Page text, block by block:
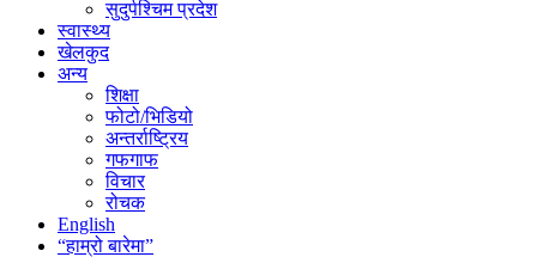
सुदुर्पश्चिम प्रदेश
स्वास्थ्य
खेलकुद
अन्य
शिक्षा
फोटो/भिडियो
अन्तर्राष्ट्रिय
गफगाफ
विचार
रोचक
English
“हाम्रो बारेमा”